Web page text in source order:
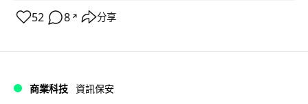
52 8 ↗ 分享
商業科技 資訊保安